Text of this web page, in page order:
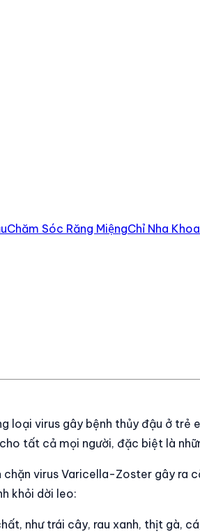
Chăm Sóc Răng MiệngChỉ Nha Khoa
virus gây bệnh thủy đậu ở trẻ
tất cả mọi người, đặc biệt là
virus Varicella-Zoster gây ra
khỏi dời leo:
như trái cây, rau xanh, thịt gà,